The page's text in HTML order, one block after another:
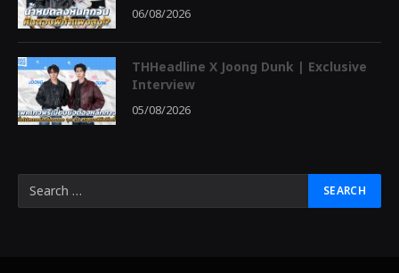
06/08/2026
THHeadline X Joong Dunk | Exclusive
Interview
05/08/2026